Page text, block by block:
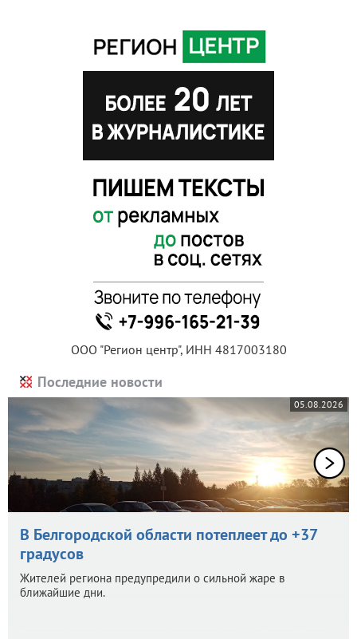
ООО "Регион центр", ИНН 4817003180
Последние новости
05.08.2026
В Белгородской области потеплеет до +37
градусов
Жителей региона предупредили о сильной жаре в
ближайшие дни.